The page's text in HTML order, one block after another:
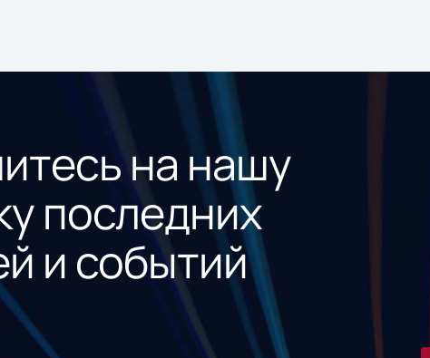
на нашу
последних
и событий